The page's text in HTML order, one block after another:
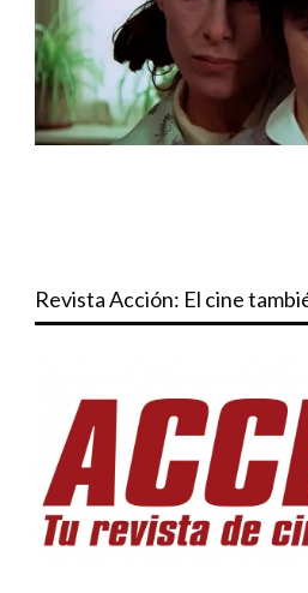
Revista Acción: El cine